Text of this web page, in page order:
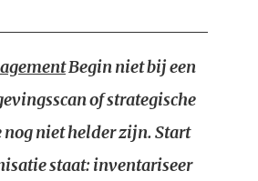
Begin niet bij een
of strategische
nog niet helder zijn. Start
staat: inventariseer